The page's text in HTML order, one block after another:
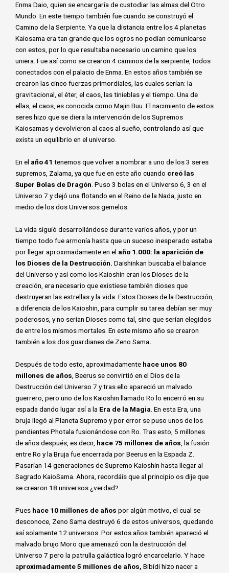
Enma Daio, quien se encargaría de custodiar las almas del Otro
Mundo. En este tiempo también fue cuando se construyó el
Camino de la Serpiente. Ya que la distancia entre los 4 planetas
Kaiosama era tan grande que los ogros no podían comunicarse
con estos, por lo que resultaba necesario un camino que los
uniera. Fue así como se crearon 4 caminos de la serpiente, todos
conectados con el palacio de Enma. En estos años también se
crearon las cinco fuerzas primordiales, las cuales serían: la
gravitacional, el éter, el caos, las tinieblas y el tiempo. Una de
ellas, el caos, es conocida como Majin Buu. El nacimiento de estos
seres hizo que se diera la intervención de los Supremos
Kaiosamas y devolvieron al caos al sueño, controlando así que
exista un equilibrio en el universo.
En el año 41 tenemos que volver a nombrar a uno de los 3 seres
supremos, Zalama, ya que fue en este año cuando creó las
Super Bolas de Dragón . Puso 3 bolas en el Universo 6, 3 en el
Universo 7 y dejó una flotando en el Reino de la Nada, justo en
medio de los dos Universos gemelos.
La vida siguió desarrollándose durante varios años, y por un
tiempo todo fue armonía hasta que un suceso inesperado estaba
por llegar aproximadamente en el año 1.000: la aparición de
los Dioses de la Destrucción. Daishinkan buscaba el balance
del Universo y así como los Kaioshin eran los Dioses de la
creación, era necesario que existiese también dioses que
destruyeran las estrellas y la vida. Estos Dioses de la Destrucción,
a diferencia de los Kaioshin, para cumplir su tarea debían ser muy
poderosos, y no serían Dioses como tal, sino que serían elegidos
de entre los mismos mortales. En este mismo año se crearon
también a los dos guardianes de Zeno Sama.
Después de todo esto, aproximadamente hace unos 80
millones de años , Beerus se convirtió en el Dios de la
Destrucción del Universo 7 y tras ello apareció un malvado
guerrero, pero uno de los Kaioshin llamado Ro lo encerró en su
espada dando lugar así a la Era de la Magia . En esta Era, una
bruja llegó al Planeta Supremo y por error se puso unos de los
pendientes Photala fusionándose con Ro. Tras esto, 5 millones
de años después, es decir, hace 75 millones de años , la fusión
entre Ro y la Bruja fue encerrada por Beerus en la Espada Z.
Pasarían 14 generaciones de Supremo Kaioshin hasta llegar al
Sagrado KaioSama. Ahora, recordáis que al principio os dije que
se crearon 18 universos ¿verdad?
Pues hace 10 millones de años por algún motivo, el cual se
desconoce, Zeno Sama destruyó 6 de estos universos, quedando
así solamente 12 universos. Por estos años también apareció el
malvado brujo Moro que amenazó con la destrucción del
Universo 7 pero la patrulla galáctica logró encarcelarlo. Y hace
aproximadamente 5 millones de años, Bibidi hizo nacer a